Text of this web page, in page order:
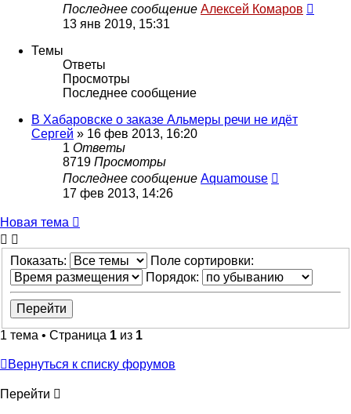
Последнее сообщение Алексей Комаров
13 янв 2019, 15:31
Темы
Ответы
Просмотры
Последнее сообщение
В Хабаровске о заказе Альмеры речи не идёт
Сергей » 16 фев 2013, 16:20
1 Ответы
8719 Просмотры
Последнее сообщение Aquamouse
17 фев 2013, 14:26
Новая тема
Показать:
Поле сортировки:
Порядок:
1 тема • Страница 1 из 1
Вернуться к списку форумов
Перейти